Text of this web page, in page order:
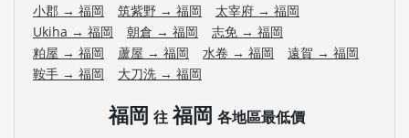
小郡 → 福岡 筑紫野 → 福岡 太宰府 → 福岡
Ukiha → 福岡 朝倉 → 福岡 志免 → 福岡
粕屋 → 福岡 蘆屋 → 福岡 水卷 → 福岡 遠賀 → 福岡
鞍手 → 福岡 大刀洗 → 福岡
福岡 往 福岡 各地區最低價